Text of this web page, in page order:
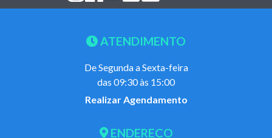
ATENDIMENTO
De Segunda a Sexta-feira
das 09:30 às 15:00
Realizar Agendamento
ENDEREÇO